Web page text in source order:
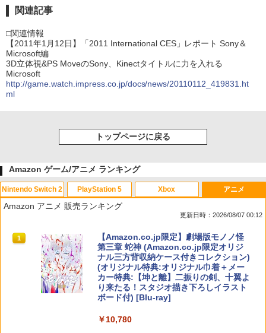
関連記事
□関連情報
【2011年1月12日】「2011 International CES」レポート Sony＆
Microsoft編
3D立体視&PS MoveのSony、Kinectタイトルに力を入れる
Microsoft
http://game.watch.impress.co.jp/docs/news/20110112_419831.ht
ml
トップページに戻る
Amazon ゲーム/アニメ ランキング
Nintendo Switch 2
1
スプラトゥーン レイダース|オンライン
コード版
￥5,832
スプラトゥーン レイダース -Switch2
PlayStation 5
1
PlayStation 5 デジタル・エディション
日本語専用 Console Language: Japan
ese only (CFI-2200B01)
￥55,000
Beast of Reincarnation -PS5 【特典】
Xbox
1
【純正品】Xbox ワイヤレス コントロー
ラー + USB-C® ケーブル
￥8,300
ルコード 【旧 Xbox ギフトカード】 [オ
アニメ
Amazon アニメ 販売ランキング
更新日時：2026/08/07 00:12
1
【Amazon.co.jp限定】劇場版モノノ怪
第三章 蛇神 (Amazon.co.jp限定オリジ
ナル三方背収納ケース付きコレクション)
(オリジナル特典:オリジナル巾着＋メー
カー特典:【坤と離】二振りの剣、十翼よ
り来たる！スタジオ描き下ろしイラスト
ボード付) [Blu-ray]
￥10,780